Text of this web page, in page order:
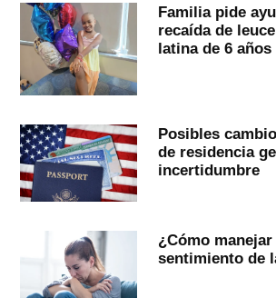
Familia pide
recaída de
latina de 6 años
Posibles
de residencia
incertidumbre
¿Cómo manejar
sentimiento de